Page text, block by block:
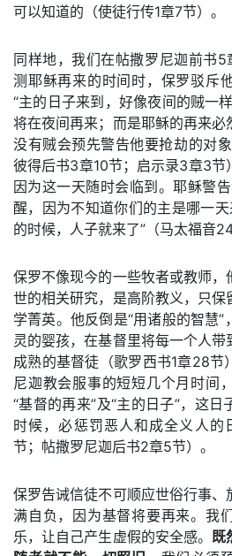
可以知道的（使徒行传1章7节）。
同样地，我们在帖撒罗尼迦前书
测耶稣再来的时间时，保罗驳斥
“主的日子来到，好像夜间的贼一
将在夜间再来；而是耶稣的再来必
没有贼会预先警告他要抢劫的对
彼得后书3章10节；启示录3章3节
因为这一天随时会临到。耶稣警
醒，因为不知道你们的主是哪一
的时候，人子就来了”（马太福音
保罗不像现今的一些牧者或教师
世的相关研究，是高阶教义，只保
学菁英。他反倒是“用诸般的智慧
灵的婴孩，在基督里将每一个人
成熟的基督徒（歌罗西书1章28节
尼迦教会服事的短短几个月时间
“基督的再来”及“主的日子”，这
时候，必惩罚恶人和成全义人的
节；帖撒罗尼迦后书2章5节）。
保罗告诫信徒不可顺应世俗行事、
满自负，因为基督将要再来。我
乐，让自己产生虚假的安全感。 既